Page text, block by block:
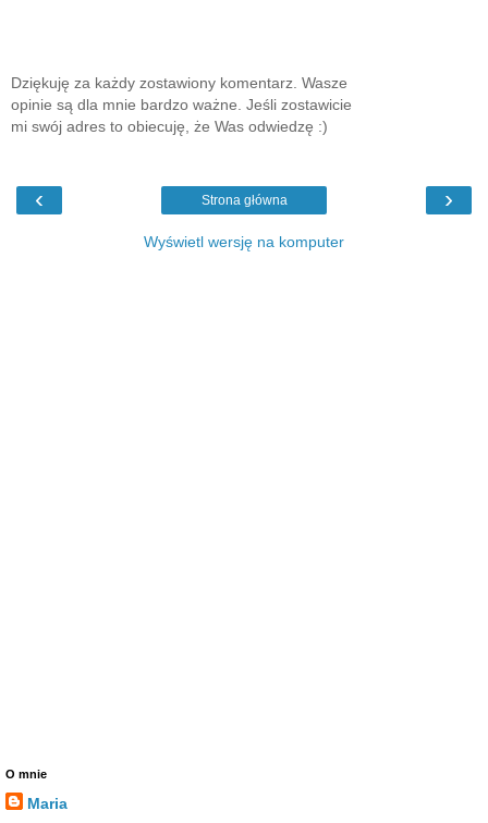
Dziękuję za każdy zostawiony komentarz. Wasze
opinie są dla mnie bardzo ważne. Jeśli zostawicie
mi swój adres to obiecuję, że Was odwiedzę :)
‹ ›
Strona główna
Wyświetl wersję na komputer
O mnie
Maria